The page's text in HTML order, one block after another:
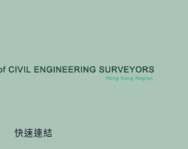
快速連結